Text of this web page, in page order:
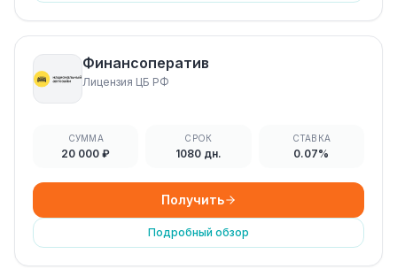
Финансоператив
Лицензия ЦБ РФ
СУММА
20 000 ₽
СРОК
1080 дн.
СТАВКА
0.07%
Получить
Подробный обзор